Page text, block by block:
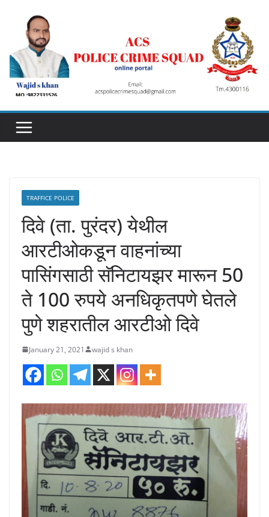
content
TRAFFICE POLICE
दिवे (ता. पुरंदर) येथील
आरटीओकडून वाहनांच्या
पासिंगसाठी सॅनिटायझर मारून 50
ते 100 रुपये अनधिकृतपणे घेतले
पुणे शहरातील आरटीओ दिवे
January 21, 2021 wajid s khan